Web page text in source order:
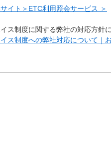
イト＞ETC利用照会サービス ＞
ス制度に関する弊社の対応方針
ス制度への弊社対応について｜